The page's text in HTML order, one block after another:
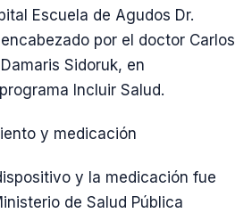
Escuela de Agudos Dr.
por el doctor Carlos
Sidoruk, en
Incluir Salud.
y medicación
y la medicación fue
de Salud Pública